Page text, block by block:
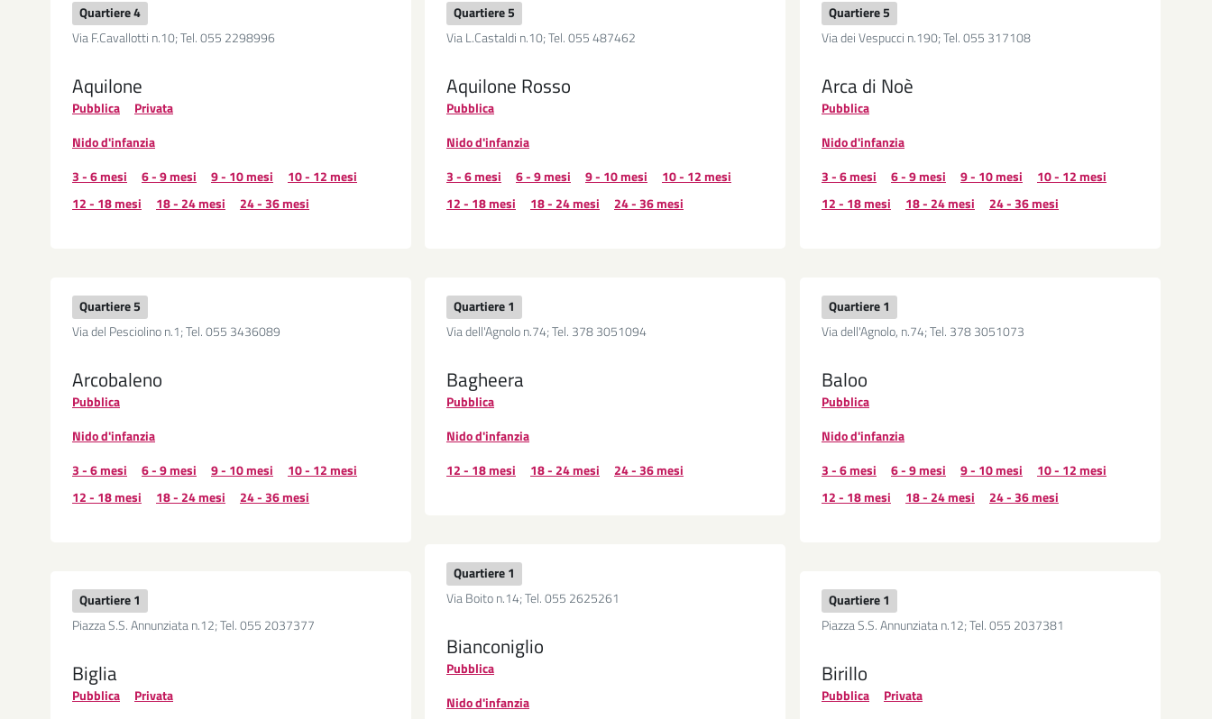
Quartiere 4
Via F.Cavallotti n.10; Tel. 055 2298996
Aquilone
Pubblica
Privata
Nido d'infanzia
3 - 6 mesi
6 - 9 mesi 9 - 10 mesi
10 - 12 mesi
12 - 18 mesi
18 - 24 mesi 24 - 36 mesi
Quartiere 5
Via L.Castaldi n.10; Tel. 055 487462
Aquilone Rosso
Pubblica
Nido d'infanzia
3 - 6 mesi
6 - 9 mesi 9 - 10 mesi
10 - 12 mesi
12 - 18 mesi
18 - 24 mesi 24 - 36 mesi
Quartiere 5
Via dei Vespucci n.190; Tel. 055 317108
Arca di Noè
Pubblica
Nido d'infanzia
3 - 6 mesi
6 - 9 mesi 9 - 10 mesi
10 - 12 mesi
12 - 18 mesi
18 - 24 mesi 24 - 36 mesi
Quartiere 5
Via del Pesciolino n.1; Tel. 055 3436089
Arcobaleno
Pubblica
Nido d'infanzia
3 - 6 mesi
6 - 9 mesi 9 - 10 mesi
10 - 12 mesi
12 - 18 mesi
18 - 24 mesi 24 - 36 mesi
Quartiere 1
Via dell'Agnolo n.74; Tel. 378 3051094
Bagheera
Pubblica
Nido d'infanzia
12 - 18 mesi
18 - 24 mesi 24 - 36 mesi
Quartiere 1
Via dell'Agnolo, n.74; Tel. 378 3051073
Baloo
Pubblica
Nido d'infanzia
3 - 6 mesi
6 - 9 mesi 9 - 10 mesi
10 - 12 mesi
12 - 18 mesi
18 - 24 mesi 24 - 36 mesi
Quartiere 1
Via Boito n.14; Tel. 055 2625261
Bianconiglio
Pubblica
Nido d'infanzia
Quartiere 1
Piazza S.S. Annunziata n.12; Tel. 055 2037377
Biglia
Pubblica
Privata
Quartiere 1
Piazza S.S. Annunziata n.12; Tel. 055 2037381
Birillo
Pubblica
Privata